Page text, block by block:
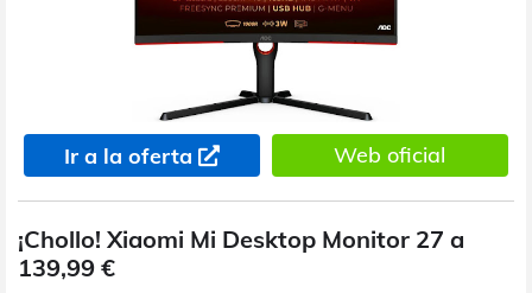
Ir a la oferta Web oficial
¡Chollo! Xiaomi Mi Desktop Monitor 27 a
139,99 €